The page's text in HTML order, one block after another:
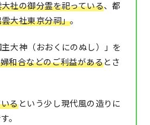
社の御分霊を祀っている、都
大社東京分祠」。
大神（おおくにのぬし）」を
和合などのご利益があるとさ
るという少し現代風の造りに
。